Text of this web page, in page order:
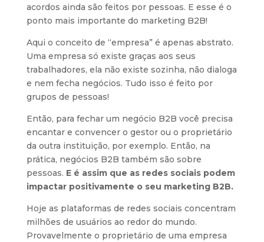
acordos ainda são feitos por pessoas. E esse é o
ponto mais importante do marketing B2B!
Aqui o conceito de “empresa” é apenas abstrato.
Uma empresa só existe graças aos seus
trabalhadores, ela não existe sozinha, não dialoga
e nem fecha negócios. Tudo isso é feito por
grupos de pessoas!
Então, para fechar um negócio B2B você precisa
encantar e convencer o gestor ou o proprietário
da outra instituição, por exemplo. Então, na
prática, negócios B2B também são sobre
pessoas. E é assim que as redes sociais podem
impactar positivamente o seu marketing B2B.
Hoje as plataformas de redes sociais concentram
milhões de usuários ao redor do mundo.
Provavelmente o proprietário de uma empresa